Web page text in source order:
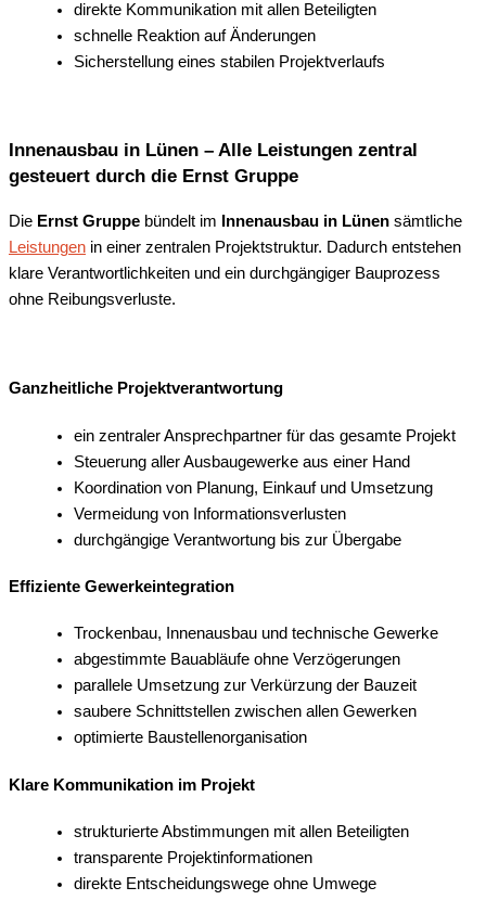
direkte Kommunikation mit allen Beteiligten
schnelle Reaktion auf Änderungen
Sicherstellung eines stabilen Projektverlaufs
Innenausbau in Lünen – Alle Leistungen zentral
gesteuert durch die Ernst Gruppe
Die Ernst Gruppe bündelt im Innenausbau in Lünen sämtliche
Leistungen in einer zentralen Projektstruktur. Dadurch entstehen
klare Verantwortlichkeiten und ein durchgängiger Bauprozess
ohne Reibungsverluste.
Ganzheitliche Projektverantwortung
ein zentraler Ansprechpartner für das gesamte Projekt
Steuerung aller Ausbaugewerke aus einer Hand
Koordination von Planung, Einkauf und Umsetzung
Vermeidung von Informationsverlusten
durchgängige Verantwortung bis zur Übergabe
Effiziente Gewerkeintegration
Trockenbau, Innenausbau und technische Gewerke
abgestimmte Bauabläufe ohne Verzögerungen
parallele Umsetzung zur Verkürzung der Bauzeit
saubere Schnittstellen zwischen allen Gewerken
optimierte Baustellenorganisation
Klare Kommunikation im Projekt
strukturierte Abstimmungen mit allen Beteiligten
transparente Projektinformationen
direkte Entscheidungswege ohne Umwege